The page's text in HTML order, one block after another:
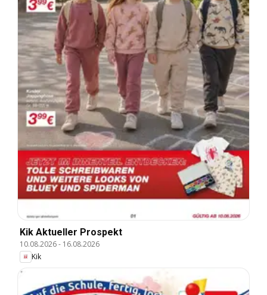
Kik Aktueller Prospekt
10.08.2026- 16.08.2026
Kik